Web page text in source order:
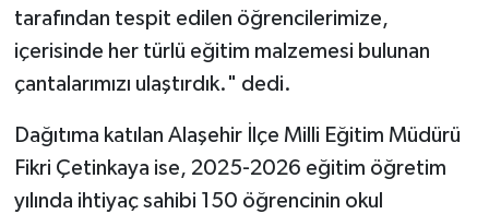
tarafından tespit edilen öğrencilerimize,
içerisinde her türlü eğitim malzemesi bulunan
çantalarımızı ulaştırdık." dedi.
Dağıtıma katılan Alaşehir İlçe Milli Eğitim Müdürü
Fikri Çetinkaya ise, 2025-2026 eğitim öğretim
yılında ihtiyaç sahibi 150 öğrencinin okul